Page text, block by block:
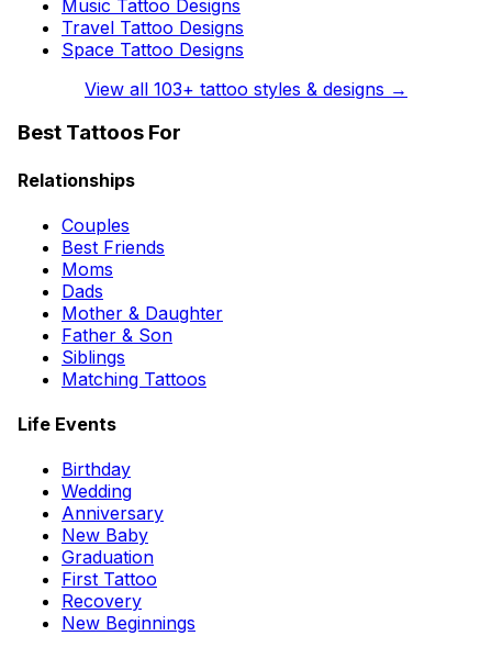
Music Tattoo Designs
Travel Tattoo Designs
Space Tattoo Designs
View all 103+ tattoo styles & designs →
Best Tattoos For
Relationships
Couples
Best Friends
Moms
Dads
Mother & Daughter
Father & Son
Siblings
Matching Tattoos
Life Events
Birthday
Wedding
Anniversary
New Baby
Graduation
First Tattoo
Recovery
New Beginnings